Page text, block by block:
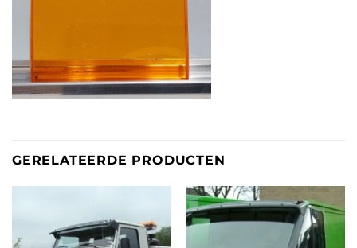
GERELATEERDE PRODUCTEN